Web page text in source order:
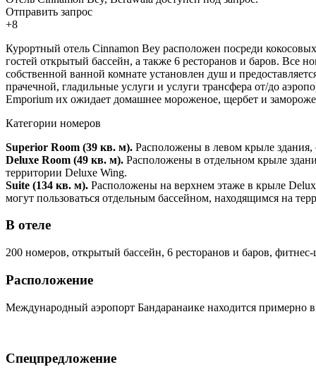
Отправить запрос
+8
Курортный отель Cinnamon Bey расположен посреди
гостей открытый бассейн, а также 6 ресторанов и баров.
собственной ванной комнате установлен душ и
прачечной, гладильные услуги и услуги трансфера от/до
Emporium их ожидает домашнее мороженое, щербет и
Категории номеров
Superior Room (39 кв. м). Расположены в левом крыле
Deluxe Room (49 кв. м). Расположены в отдельном крыле
территории Deluxe Wing.
Suite (134 кв. м). Расположены на верхнем этаже в крыле
могут пользоваться отдельным бассейном, находящимся на
В отеле
200 номеров, открытый бассейн, 6 ресторанов и баров, фитнес-
Расположение
Международный аэропорт Бандаранаике находится примерно
Спецпредложение